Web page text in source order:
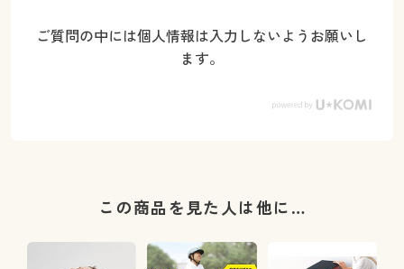
ご質問の中には個人情報は入力しないようお願いし
ます。
この商品を見た人は他に…